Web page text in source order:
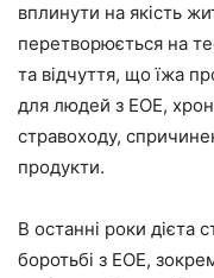
вплинути на якість
перетворюється на
та відчуття, що їжа
для людей з EOE,
стравоходу,
продукти.
В останні роки дієта
боротьбі з EOE,